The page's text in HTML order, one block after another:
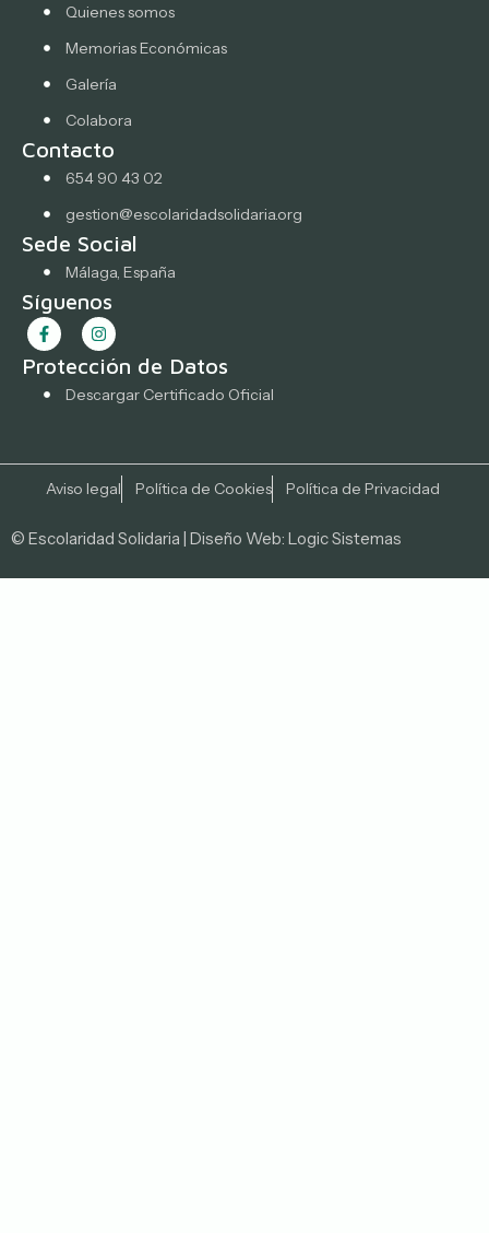
Quienes somos
Memorias Económicas
Galería
Colabora
Contacto
654 90 43 02
gestion@escolaridadsolidaria.org
Sede Social
Málaga, España
Síguenos
Protección de Datos
Descargar Certificado Oficial
Aviso legal Política de Cookies Política de Privacidad
© Escolaridad Solidaria | Diseño Web: Logic Sistemas